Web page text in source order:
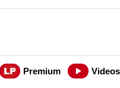
Premium Videos